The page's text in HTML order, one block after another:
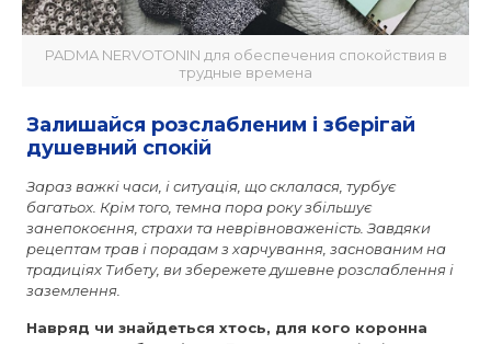
PADMA NERVOTONIN для обеспечения спокойствия в
трудные времена
Залишайся розслабленим і зберігай
душевний спокій
Зараз важкі часи, і ситуація, що склалася, турбує
багатьох. Крім того, темна пора року збільшує
занепокоєння, страхи та неврівноваженість. Завдяки
рецептам трав і порадам з харчування, заснованим на
традиціях Тибету, ви збережете душевне розслаблення і
заземлення.
Навряд чи знайдеться хтось, для кого коронна